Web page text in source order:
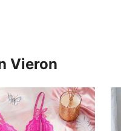
Vieron